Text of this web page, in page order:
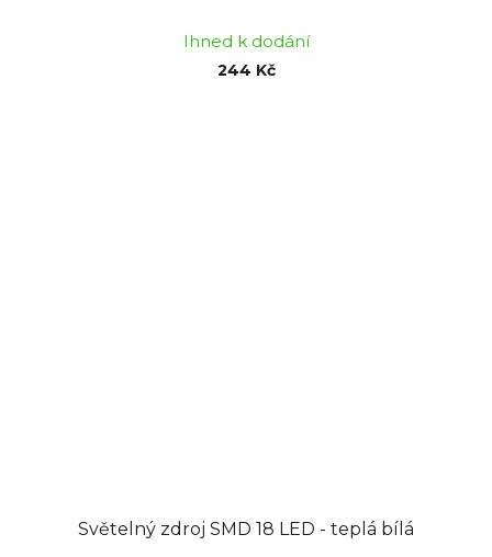
Ihned k dodání
244 Kč
Světelný zdroj SMD 18 LED - teplá bílá